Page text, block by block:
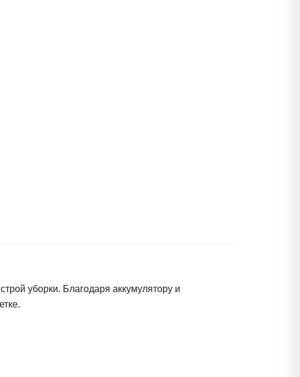
уборки. Благодаря аккумулятору и